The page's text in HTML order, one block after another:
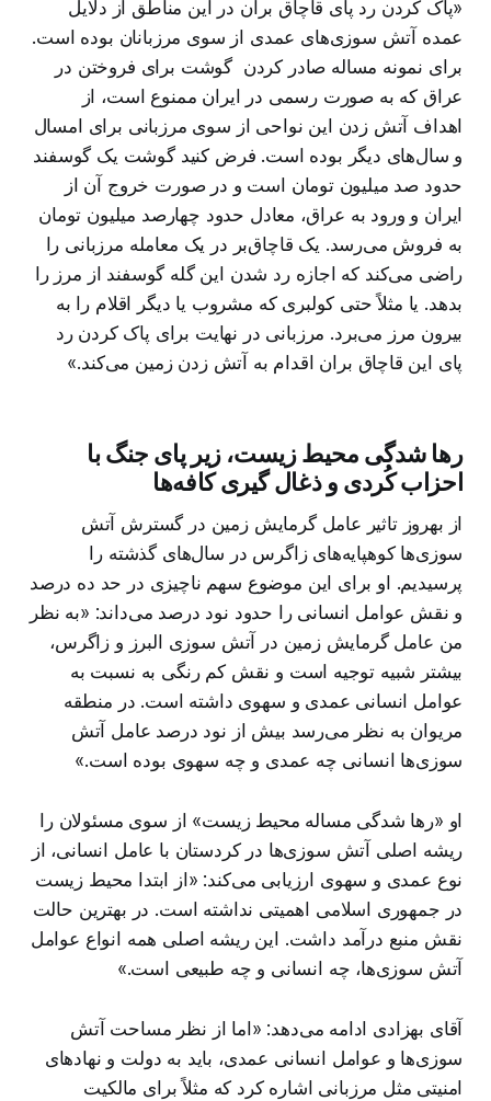
«پاک کردن رد پای قاچاق‌ بران در این مناطق از دلایل
عمده آتش سوزی‌های عمدی از سوی مرزبانان بوده است.
برای نمونه مساله صادر کردن گوشت برای فروختن در
عراق که به صورت رسمی در ایران ممنوع است، از
اهداف آتش زدن این نواحی از سوی مرزبانی برای امسال
و سال‌های دیگر بوده است. فرض کنید گوشت یک گوسفند
حدود صد میلیون تومان است و در صورت خروج آن از
ایران و ورود به عراق، معادل حدود چهارصد میلیون تومان
به فروش می‌رسد. یک قاچاق‌بر در یک معامله مرزبانی را
راضی می‌کند که اجازه رد شدن این گله گوسفند از مرز را
بدهد. یا مثلاً حتی کولبری که مشروب یا دیگر اقلام را به
بیرون مرز می‌برد. مرزبانی در نهایت برای پاک کردن رد
پای این قاچاق بران اقدام به آتش زدن زمین می‌کند.»
رها شدگی محیط زیست، زیر پای جنگ با
احزاب کُردی و ذغال گیری کافه‌ها
از بهروز تاثیر عامل گرمایش زمین در گسترش آتش
سوزی‌ها کوهپایه‌های زاگرس در سال‌های گذشته را
پرسیدیم. او برای این موضوع سهم ناچیزی در حد ده درصد
و نقش عوامل انسانی را حدود نود درصد می‌داند:‌ «به نظر
من عامل گرمایش زمین در آتش سوزی البرز و زاگرس،
بیشتر شبیه توجیه است و نقش کم رنگی به نسبت به
عوامل انسانی عمدی و سهوی داشته است. در منطقه
مریوان به نظر می‌رسد بیش از نود درصد عامل آتش
سوزی‌ها انسانی چه عمدی و چه سهوی بوده است.»
او «رها شدگی مساله محیط زیست» از سوی مسئولان را
ریشه اصلی آتش سوزی‌ها در کردستان با عامل انسانی، از
نوع عمدی و سهوی ارزیابی می‌کند: «از ابتدا محیط زیست
در جمهوری اسلامی اهمیتی نداشته است. در بهترین حالت
نقش منبع درآمد داشت. این ریشه اصلی همه انواع عوامل
آتش سوزی‌ها، چه انسانی و چه طبیعی است.»
آقای بهزادی ادامه می‌دهد:‌ «اما از نظر مساحت آتش
سوزی‌ها و عوامل انسانی عمدی، باید به دولت و نهادهای
امنیتی مثل مرزبانی اشاره کرد که مثلاً برای مالکیت